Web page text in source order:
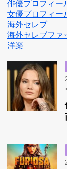
俳優プロフィー
女優プロフィー
海外セレブ
海外セレブファ
洋楽